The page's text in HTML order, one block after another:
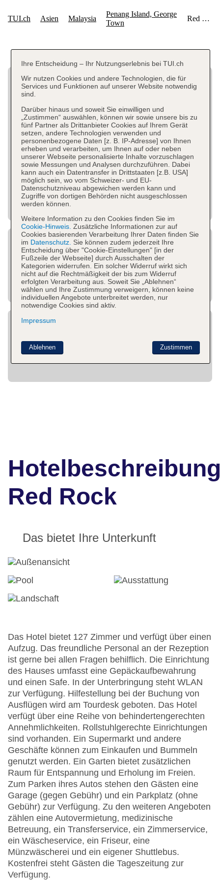
Red Rock
Das bietet Ihre Unterkunft
Das Hotel bietet 127 Zimmer und verfügt über einen
Aufzug. Das freundliche Personal an der Rezeption
ist gerne bei allen Fragen behilflich. Die Einrichtung
des Hauses umfasst eine Gepäckaufbewahrung
und einen Safe. In der Unterbringung steht WLAN
zur Verfügung. Hilfestellung bei der Buchung von
Ausflügen wird am Tourdesk geboten. Das Hotel
verfügt über eine Reihe von behindertengerechten
Annehmlichkeiten. Rollstuhlgerechte Einrichtungen
sind vorhanden. Ein Supermarkt und andere
Geschäfte können zum Einkaufen und Bummeln
genutzt werden. Ein Garten bietet zusätzlichen
Raum für Entspannung und Erholung im Freien.
Zum Parken ihres Autos stehen den Gästen eine
Garage (gegen Gebühr) und ein Parkplatz (ohne
Gebühr) zur Verfügung. Zu den weiteren Angeboten
zählen eine Autovermietung, medizinische
Betreuung, ein Transferservice, ein Zimmerservice,
ein Wäscheservice, ein Friseur, eine
Münzwäscherei und ein eigener Shuttlebus.
Kostenfrei steht Gästen die Tageszeitung zur
Verfügung.
Ihre Entscheidung – Ihr Nutzungserlebnis bei TUI.ch
Wir nutzen Cookies und andere Technologien, die für
Services und Funktionen auf unserer Website notwendig
sind.
Darüber hinaus und soweit Sie einwilligen und
„Zustimmen“ auswählen, können wir sowie unsere bis zu
fünf Partner als Drittanbieter Cookies auf Ihrem Gerät
setzen, andere Technologien verwenden und
personenbezogene Daten [z. B. IP-Adresse] von Ihnen
erheben und verarbeiten, um Ihnen auf oder neben
unserer Webseite personalisierte Inhalte vorzuschlagen
sowie Messungen und Analysen durchzuführen. Dabei
kann auch ein Datentransfer in Drittstaaten [z.B. USA]
möglich sein, wo vom Schweizer- und EU-
Datenschutzniveau abgewichen werden kann und
Zugriffe von dortigen Behörden nicht ausgeschlossen
werden können.
Weitere Information zu den Cookies finden Sie im
Cookie-Hinweis. Zusätzliche Informationen zur auf
Cookies basierenden Verarbeitung Ihrer Daten finden Sie
im Datenschutz. Sie können zudem jederzeit Ihre
Entscheidung über "Cookie-Einstellungen" [in der
Fußzeile der Webseite] durch Ausschalten der
Kategorien widerrufen. Ein solcher Widerruf wirkt sich
nicht auf die Rechtmäßigkeit der bis zum Widerruf
erfolgten Verarbeitung aus. Soweit Sie „Ablehnen“
wählen und Ihre Zustimmung verweigern, können keine
individuellen Angebote unterbreitet werden, nur
notwendige Cookies sind aktiv.
Impressum
Zustimmen
Ablehnen